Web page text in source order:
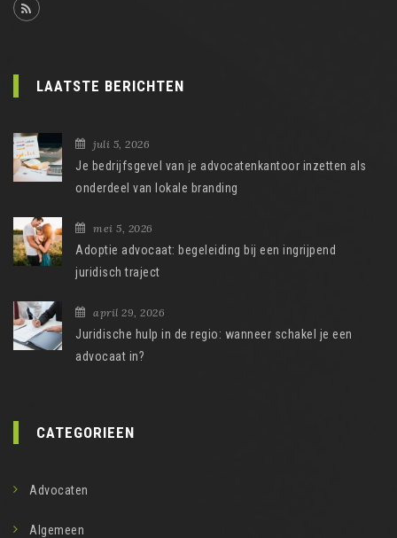
LAATSTE BERICHTEN
juli 5, 2026
Je bedrijfsgevel van je advocatenkantoor inzetten als
onderdeel van lokale branding
mei 5, 2026
Adoptie advocaat: begeleiding bij een ingrijpend
juridisch traject
april 29, 2026
Juridische hulp in de regio: wanneer schakel je een
advocaat in?
CATEGORIEEN
Advocaten
Algemeen